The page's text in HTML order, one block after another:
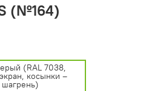
(№164)
(RAL 7038,
косынки –